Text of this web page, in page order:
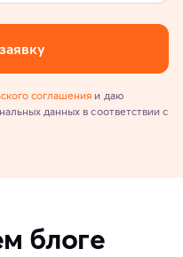
соглашения и даю
данных в соответствии с
блоге